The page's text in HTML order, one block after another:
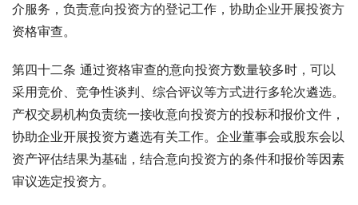
介服务，负责意向投资方的登记工作，协助企业开展投资方
资格审查。
第四十二条 通过资格审查的意向投资方数量较多时，可以
采用竞价、竞争性谈判、综合评议等方式进行多轮次遴选。
产权交易机构负责统一接收意向投资方的投标和报价文件，
协助企业开展投资方遴选有关工作。企业董事会或股东会以
资产评估结果为基础，结合意向投资方的条件和报价等因素
审议选定投资方。